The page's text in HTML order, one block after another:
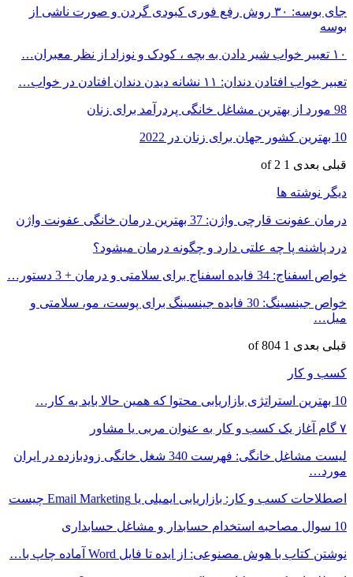
جای بوسه: ۳۰ روش رفع فوری کبودی گردن و صورت ناشی از
بوسه
۱۰ تعبیر خواب شیر دادن به بچه ، کودک و نوزاد از نظر معبران…
تعبیر خواب افتادن دندان: ۱۱ نشانه دیدن دندان افتادن در خواب…
98 مورد از بهترین مشاغل خانگی پردرآمد برای زنان
10 بهترین کشور جهان برای زنان در 2022
قبلی بعدی 1 of 2
دیگر نوشته ها
درمان عفونت قارچی واژن: 37 بهترین درمان خانگی عفونت واژن
درد پاشنه پا چه علتی دارد و چگونه درمان میشود؟
خواص اسفناج: 34 فایده اسفناج برای سلامتی و درمان + 3 دستور…
خواص جینسینگ: 30 فایده جینسینگ برای پوست، مو، سلامتی و
میل…
قبلی بعدی 1 of 804
کسب و کار
10 بهترین استراتژی بازاریابی محتوا که همین حالا باید به کار…
۷ گام آغاز یک کسب و کار به عنوان مربی یا مشاور
لیست مشاغل خانگی: فهرست 340 شغل خانگی زودبازده در ایران
مورد…
اصطلاحات کسب و کار: بازاریابی ایمیلی یا Email Marketing چیست
10 سوال مصاحبه استخدام حسابدار و مشاغل حسابداری
نوشتن کتاب با هوش مصنوعی: از ایده تا فایل Word آماده چاپ با…